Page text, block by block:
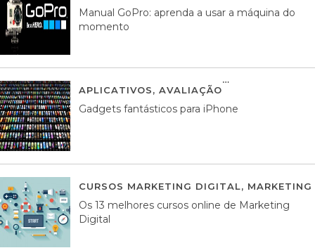
Manual GoPro: aprenda a usar a máquina do
momento
APLICATIVOS, AVALIAÇÃO
Gadgets fantásticos para iPhone
CURSOS MARKETING DIGITAL,
Os 13 melhores cursos online de Marketing
Digital